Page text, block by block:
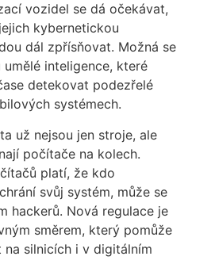
vozidel se dá očekávat,
kybernetickou
dál zpřísňovat. Možná se
inteligence, které
detekovat podezřelé
systémech.
už nejsou jen stroje, ale
počítače na kolech.
platí, že kdo
svůj systém, může se
hackerů. Nová regulace je
směrem, který pomůže
silnicích i v digitálním